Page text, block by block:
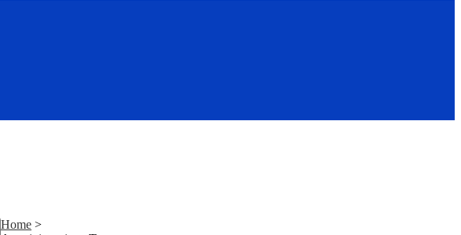
Home >